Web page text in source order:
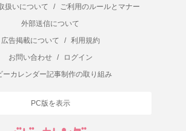
扱いについて
/
ご利用のルールとマナー
外部送信について
広告掲載について
/
利用規約
お問い合わせ
/
ログイン
ーカレンダー記事制作の取り組み
PC版を表示